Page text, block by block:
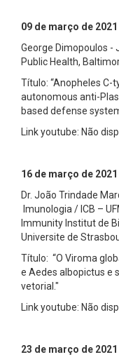
09 de março de 2021
George Dimopoulos -
Public Health,
Título: “Anopheles C-
autonomous anti-
based defense
Link youtube: Não
16 de março de 2021
Dr. João Trindade
Imunologia / ICB –
Immunity Institut de
Universite de
Título: “O Viroma
e Aedes albopictus e
vetorial."
Link youtube: Não
23 de março de 2021